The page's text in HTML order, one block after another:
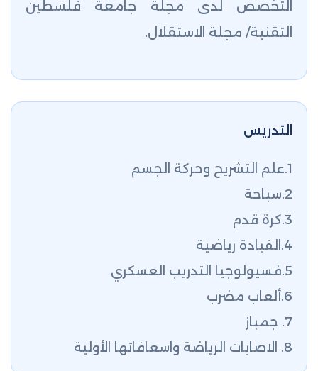
التخصص لدى مجلة جامعة فلسطين
التقنية/ مجلة الاستقلال.
التدريس
1.علم التشريح وحركة الجسم
2.سباحة
3.كرة قدم
4.القيادة رياضية
5.فسيولوجيا التدريب العسكري
6.ألعاب مضرب
7. جمباز
8. الاصابات الرياضة واسعافاتها الأولية